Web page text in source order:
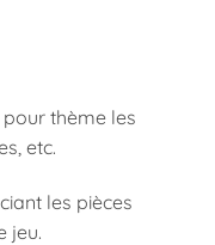
thème les
etc.
les pièces
jeu.